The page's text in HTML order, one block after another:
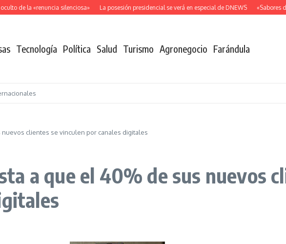
de la «renuncia silenciosa» La posesión presidencial se verá en especial de DNEWS «Sabores de
Tecnología Política Salud Turismo Agronegocio Farándula
nuevos clientes se vinculen por canales digitales
a que el 40% de sus nuevos